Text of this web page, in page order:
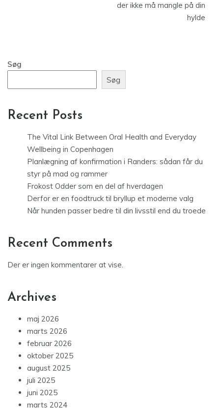
der ikke må mangle på din
hylde
Søg
Søg
Recent Posts
The Vital Link Between Oral Health and Everyday
Wellbeing in Copenhagen
Planlægning af konfirmation i Randers: sådan får du
styr på mad og rammer
Frokost Odder som en del af hverdagen
Derfor er en foodtruck til bryllup et moderne valg
Når hunden passer bedre til din livsstil end du troede
Recent Comments
Der er ingen kommentarer at vise.
Archives
maj 2026
marts 2026
februar 2026
oktober 2025
august 2025
juli 2025
juni 2025
marts 2024